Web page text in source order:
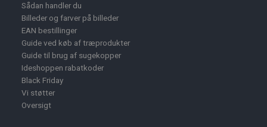
Sådan handler du
Billeder og farver på billeder
EAN bestillinger
Guide ved køb af træprodukter
Guide til brug af sugekopper
Ideshoppen rabatkoder
Black Friday
Vi støtter
Oversigt